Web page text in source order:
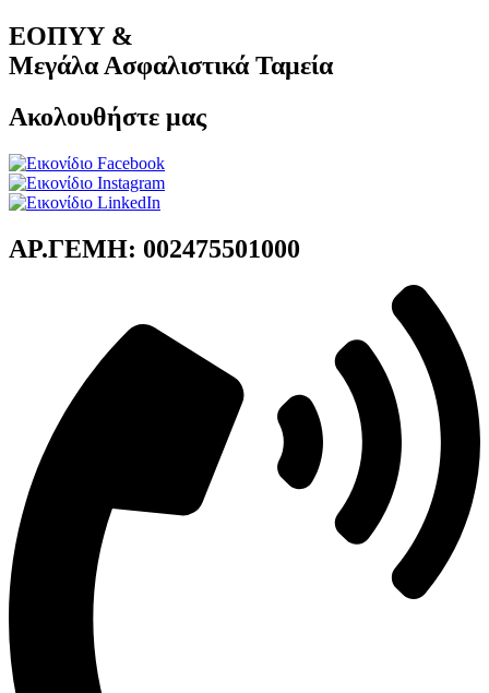
ΕΟΠΥΥ &
Μεγάλα Ασφαλιστικά Ταμεία
Ακολουθήστε μας
ΑΡ.ΓΕΜΗ: 002475501000